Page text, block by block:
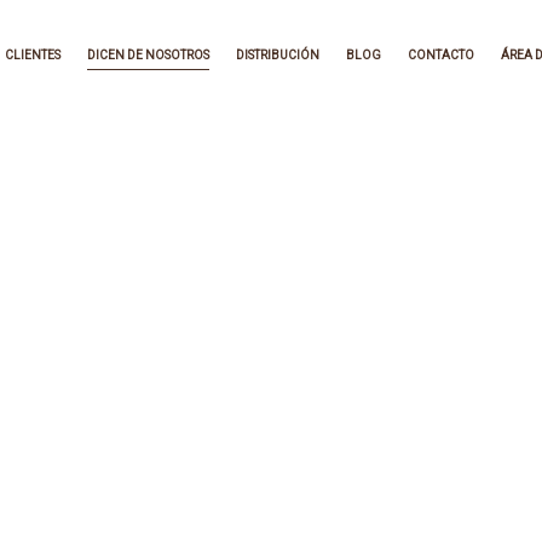
CLIENTES DICEN DE NOSOTROS DISTRIBUCIÓN BLOG CONTACTO ÁREA